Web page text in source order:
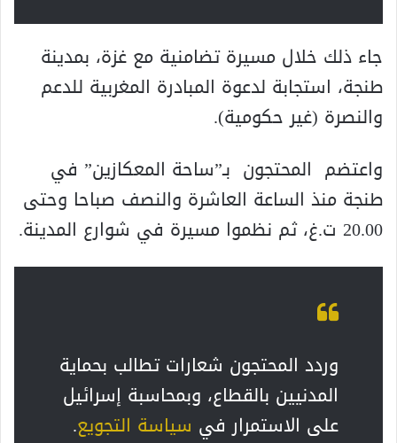
جاء ذلك خلال مسيرة تضامنية مع غزة، بمدينة
طنجة، استجابة لدعوة المبادرة المغربية للدعم
والنصرة (غير حكومية).
واعتضم المحتجون بـ”ساحة المعكازين” في
طنجة منذ الساعة العاشرة والنصف صباحا وحتى
20.00 ت.غ، ثم نظموا مسيرة في شوارع المدينة.
وردد المحتجون شعارات تطالب بحماية
المدنيين بالقطاع، وبمحاسبة إسرائيل
على الاستمرار في سياسة التجويع.